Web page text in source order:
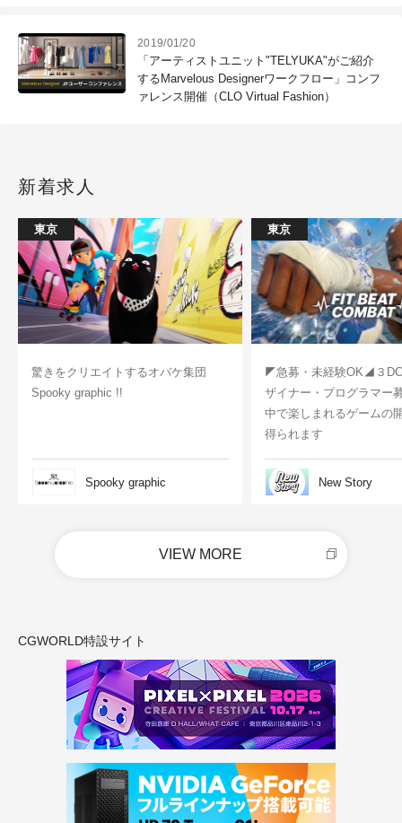
2019/01/20
「アーティストユニット"TELYUKA"がご紹介
するMarvelous Designerワークフロー」コンフ
ァレンス開催（CLO Virtual Fashion）
新着求人
東京
驚きをクリエイトするオバケ集団
Spooky graphic !!
Spooky graphic
東京
◤急募・未経験OK◢３
ザイナー・プログラマー
中で楽しまれるゲームの
得られます
New Story
VIEW MORE
CGWORLD特設サイト